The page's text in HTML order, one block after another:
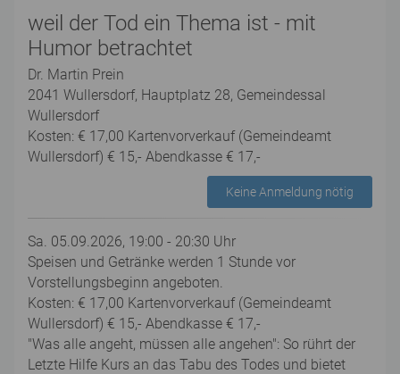
weil der Tod ein Thema ist - mit
Humor betrachtet
Dr. Martin Prein
2041 Wullersdorf, Hauptplatz 28, Gemeindessal
Wullersdorf
Kosten: € 17,00 Kartenvorverkauf (Gemeindeamt
Wullersdorf) € 15,- Abendkasse € 17,-
Keine Anmeldung nötig
Sa. 05.09.2026, 19:00 - 20:30 Uhr
Speisen und Getränke werden 1 Stunde vor
Vorstellungsbeginn angeboten.
Kosten: € 17,00 Kartenvorverkauf (Gemeindeamt
Wullersdorf) € 15,- Abendkasse € 17,-
"Was alle angeht, müssen alle angehen": So rührt der
Letzte Hilfe Kurs an das Tabu des Todes und bietet